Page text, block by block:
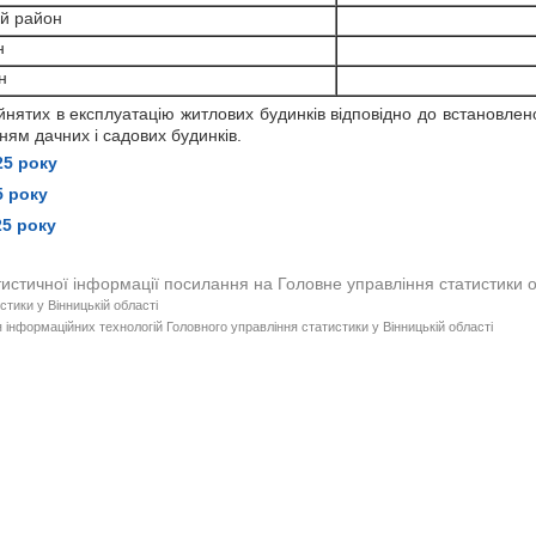
район
в експлуатацію житлових будинків відповідно до
дачних і садових будинків.
року
район
в експлуатацію житлових будинків відповідно до
прийняття в експлуатацію житлових будинків відповідно до
року
район
в експлуатацію житлових будинків відповідно до
прийняття в експлуатацію житлових будинків
року
район
в експлуатацію житлових будинків відповідно до
прийняття в експлуатацію житлових будинків відповідно
інформації посилання на Головне управління статистики
у Вінницькій області
технологій Головного управління статистики у Вінницькій області